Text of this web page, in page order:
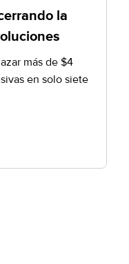
la
más de $4
en solo siete